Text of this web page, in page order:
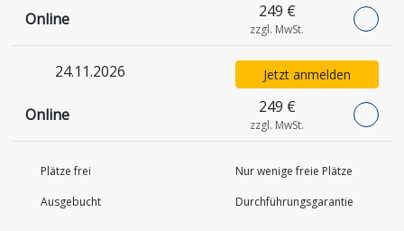
Online 249 €
zzgl. MwSt.
24.11.2026
Online 249 €
zzgl. MwSt.
Jetzt anmelden
Plätze frei
Nur wenige freie Plätze
Ausgebucht
Durchführungs­garantie